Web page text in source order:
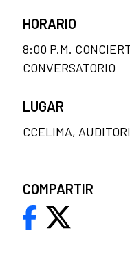
HORARIO
8:00 P.M.
CONVERSATORIO
LUGAR
CCELIMA,
COMPARTIR